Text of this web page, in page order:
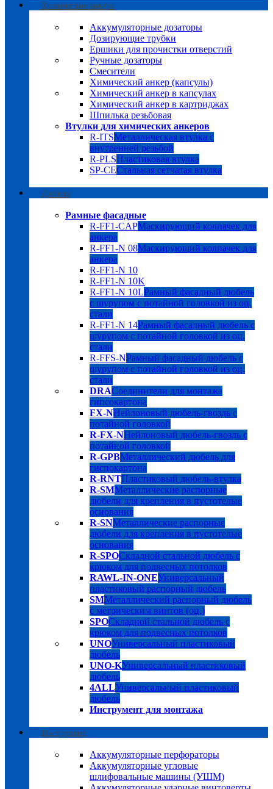
Химические анкера
Аккумуляторные дозаторы
Дозирующие трубки
Ершики для прочистки отверстий
Ручные дозаторы
Смесители
Химический анкер (капсулы)
Химический анкер в капсулах
Химический анкер в картриджах
Шпилька резьбовая
Втулки для химических анкеров
R-ITSМеталлическая втулка с
внутренней резьбой
R-PLSПластиковая втулка
SP-CEСтальная сетчатая втулка
Дюбели
Рамные фасадные
R-FF1-CAPМаскирующий колпачек для
анкера
R-FF1-N 08Маскирующий колпачек для
анкера
R-FF1-N 10
R-FF1-N 10K
R-FF1-N 10LРамный фасадный дюбель
с шурупом с потайной головкой из оц.
стали
R-FF1-N 14Рамный фасадный дюбель с
шурупом с потайной головкой из оц.
стали
R-FFS-NРамный фасадный дюбель с
шурупом с потайной головкой из оц.
стали
DRAСоединители для монтажа
гипсокартона
FX-NНейлоновый дюбель-гвоздь с
потайной головкой
R-FX-NНейлоновый дюбель-гвоздь с
потайной головкой
R-GPBМеталлический дюбель для
гиспокартона
R-RNTПластиковый дюбель-втулка
R-SMМеталлические распорные
дюбели для крепления в пустотелые
основания
R-SNМеталлические распорные
дюбели для крепления в пустотелые
основания
R-SPOСкладной стальной дюбель с
крюком для подвесных потолков
RAWL-IN-ONEУниверсальный
пластиковый распорный дюбель
SMМеталлический распорный дюбель
с метрическим винтов (оц.)
SPOСкладной стальной дюбель с
крюком для подвесных потолков
UNOУниверсальный пластиковый
дюбель
UNO-KУниверсальный пластиковый
дюбель
4ALLУниверсальный пластиковый
дюбель
Инструмент для монтажа
Инструмент
Аккумуляторные перфораторы
Аккумуляторные угловые
шлифовальные машины (УШМ)